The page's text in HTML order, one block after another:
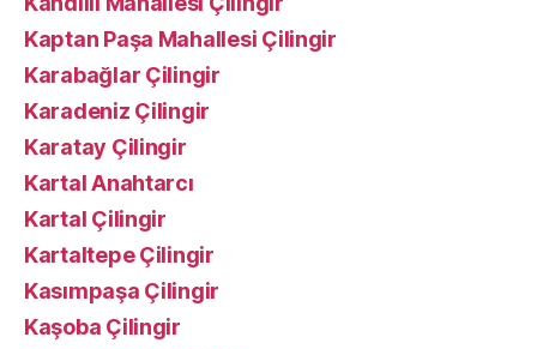
Kaptan Paşa Mahallesi Çilingir
Karabağlar Çilingir
Karadeniz Çilingir
Karatay Çilingir
Kartal Anahtarcı
Kartal Çilingir
Kartaltepe Çilingir
Kasımpaşa Çilingir
Kaşoba Çilingir